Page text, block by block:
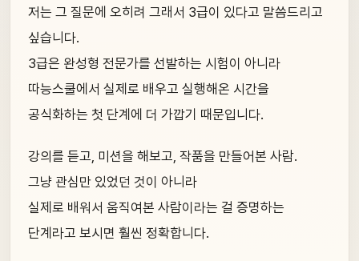
저는 그 질문에 오히려 그래서 3급이 있다고 말씀드리고
싶습니다.
3급은 완성형 전문가를 선발하는 시험이 아니라
따능스쿨에서 실제로 배우고 실행해온 시간을
공식화하는 첫 단계에 더 가깝기 때문입니다.
강의를 듣고, 미션을 해보고, 작품을 만들어본 사람.
그냥 관심만 있었던 것이 아니라
실제로 배워서 움직여본 사람이라는 걸 증명하는
단계라고 보시면 훨씬 정확합니다.